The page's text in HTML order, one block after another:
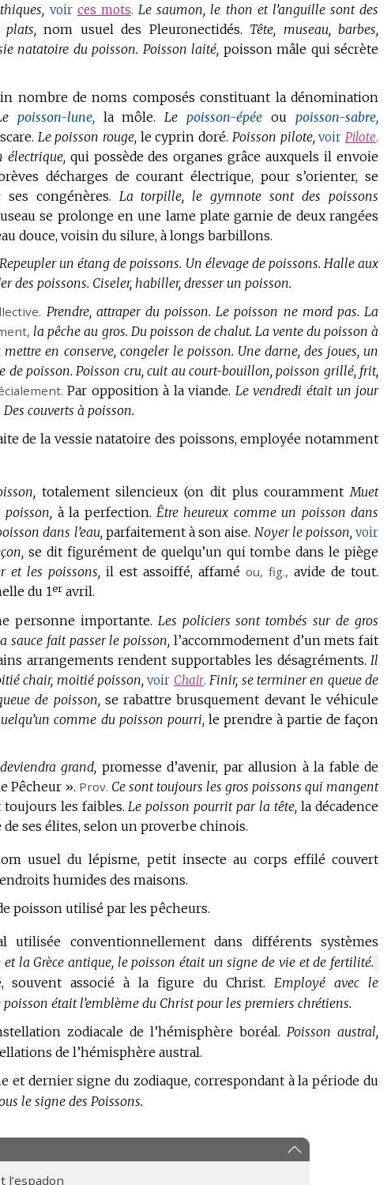
voir ces mots. Le saumon, le thon et l’anguille sont des
plats, nom usuel des Pleuronectidés. Tête, museau, barbes,
natatoire du poisson. Poisson laité, poisson mâle qui sécrète
nombre de noms composés constituant la dénomination
poisson-lune, la môle. Le poisson-épée ou poisson-sabre,
Le poisson rouge, le cyprin doré. Poisson pilote, voir Pilote.
électrique, qui possède des organes grâce auxquels il envoie
décharges de courant électrique, pour s’orienter, se
congénères. La torpille, le gymnote sont des poissons
se prolonge en une lame plate garnie de deux rangées
douce, voisin du silure, à longs barbillons.
Repeupler un étang de poissons. Un élevage de poissons. Halle aux
des poissons. Ciseler, habiller, dresser un poisson.
Prendre, attraper du poisson. Le poisson ne mord pas. La
, la pêche au gros. Du poisson de chalut. La vente du poisson à
mettre en conserve, congeler le poisson. Une darne, des joues, un
de poisson. Poisson cru, cuit au court-bouillon, poisson grillé, frit,
Par opposition à la viande. Le vendredi était un jour
Des couverts à poisson.
de la vessie natatoire des poissons, employée notamment
totalement silencieux (on dit plus couramment Muet
à la perfection. Être heureux comme un poisson dans
dans l’eau, parfaitement à son aise. Noyer le poisson, voir
se dit figurément de quelqu’un qui tombe dans le piège
et les poissons, il est assoiffé, affaméou,fig., avide de tout.
du 1er avril.
personne importante. Les policiers sont tombés sur de gros
sauce fait passer le poisson, l’accommodement d’un mets fait
arrangements rendent supportables les désagréments. Il
chair, moitié poisson, voir Chair. Finir, se terminer en queue de
de poisson, se rabattre brusquement devant le véhicule
comme du poisson pourri, le prendre à partie de façon
grand, promesse d’avenir, par allusion à la fable de
Pêcheur ». Prov. Ce sont toujours les gros poissons qui mangent
les faibles. Le poisson pourrit par la tête, la décadence
ses élites, selon un proverbe chinois.
usuel du lépisme, petit insecte au corps effilé couvert
humides des maisons.
poisson utilisé par les pêcheurs.
utilisée conventionnellement dans différents systèmes
et la Grèce antique, le poisson était un signe de vie et de fertilité.
souvent associé à la figure du Christ.
Employé avec le
poisson était l’emblème du Christ pour les premiers chrétiens.
zodiacale de l’hémisphère boréal. Poisson austral,
de l’hémisphère austral.
et dernier signe du zodiaque, correspondant à la période du
le signe des Poissons.
l’espadon